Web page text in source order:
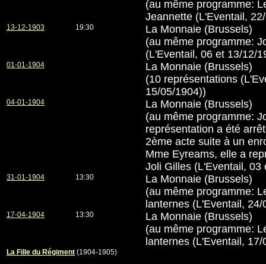
(au même programme:
Jeannette (L'Eventail,
13-12-1903 19:30
La Monnaie (Brussels)
(au même programme:
(L'Eventail, 06 et 13/12/
01-01-1904
La Monnaie (Brussels)
(10 représentations
15/05/1904))
04-01-1904
La Monnaie (Brussels)
(au même programme:
représentation a été
2ème acte suite à un
Mme Eyreams, elle a
Joli Gilles (L'Eventail, 03
31-01-1904 13:30
La Monnaie (Brussels)
(au même programme:
lanternes (L'Eventail,
17-04-1904 13:30
La Monnaie (Brussels)
(au même programme:
lanternes (L'Eventail,
La Fille du Régiment (1904-1905)